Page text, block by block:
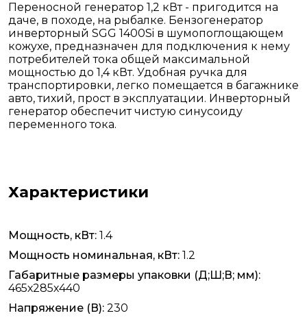
Переносной генератор 1,2 кВт - пригодится на
даче, в походе, на рыбалке. Бензогенератор
инверторный SGG 1400Si в шумопоглощающем
кожухе, предназначен для подключения к нему
потребителей тока общей максимальной
мощностью до 1,4 кВт. Удобная ручка для
транспортировки, легко помещается в багажнике
авто, тихий, прост в эксплуатации. Инверторный
генератор обеспечит чистую синусоиду
переменного тока.
Характеристики
Мощность, кВт: 1.4
Мощность номинальная, кВт: 1.2
Габаритные размеры упаковки (Д;Ш;В; мм):
465х285х440
Напряжение (В): 230